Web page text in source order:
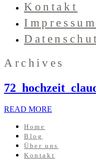
Kontakt
Impressum
Archives
READ MORE
Home
Blog
Über uns
Kontakt